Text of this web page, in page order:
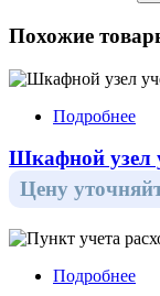
Похожие
Подробнее
Шкафной узел
Цену
Подробнее